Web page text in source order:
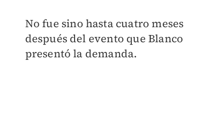
No fue sino hasta cuatro meses
después del evento que Blanco
presentó la demanda.